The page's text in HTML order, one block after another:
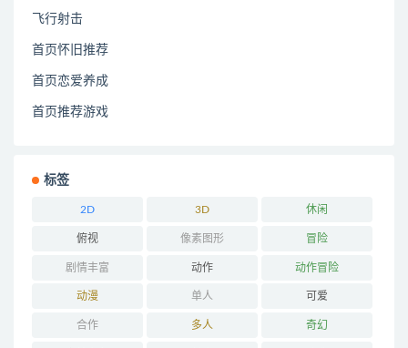
飞行射击
首页怀旧推荐
首页恋爱养成
首页推荐游戏
标签
2D 3D 休闲
俯视 像素图形 冒险
剧情丰富 动作 动作冒险
动漫 单人 可爱
合作 多人 奇幻